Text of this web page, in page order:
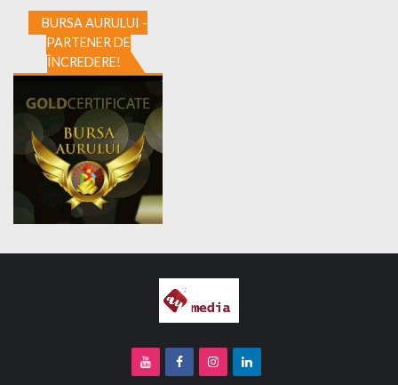
BURSA AURULUI -
PARTENER DE
ÎNCREDERE!